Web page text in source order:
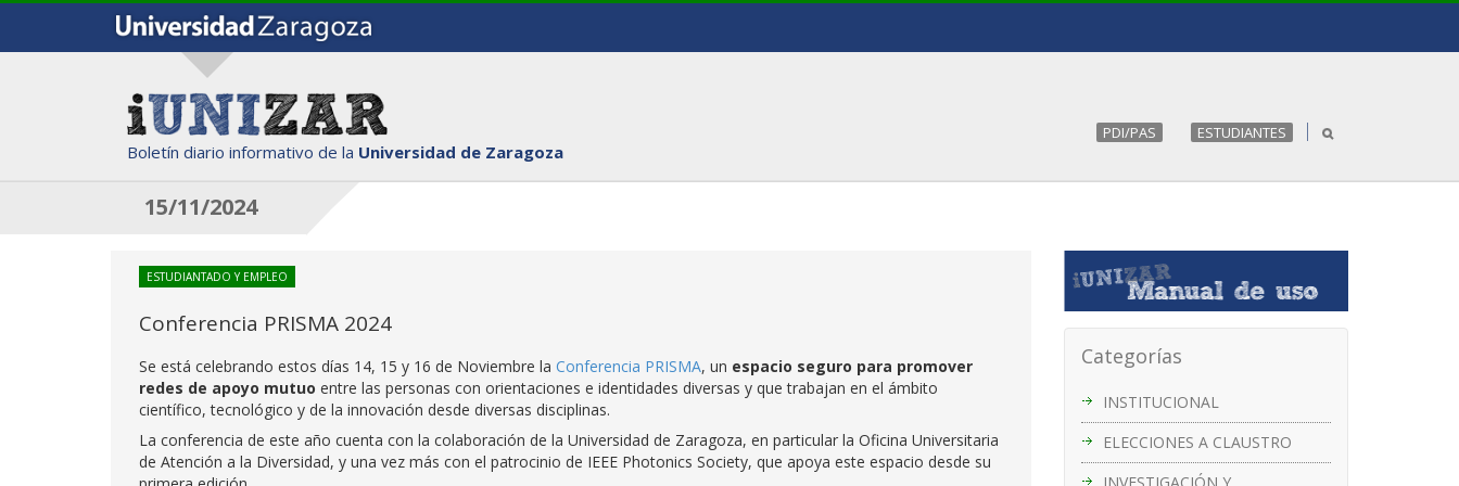
Boletín diario informativo de la Universidad de Zaragoza
PDI/PAS ESTUDIANTES
15/11/2024
Categorías
INSTITUCIONAL
ELECCIONES A CLAUSTRO
ESTUDIANTADO Y EMPLEO
Conferencia PRISMA 2024
Se está celebrando estos días 14, 15 y 16 de Noviembre la Conferencia PRISMA, un espacio seguro para promover
redes de apoyo mutuo entre las personas con orientaciones e identidades diversas y que trabajan en el ámbito
científico, tecnológico y de la innovación desde diversas disciplinas.
La conferencia de este año cuenta con la colaboración de la Universidad de Zaragoza, en particular la Oficina Universitaria
de Atención a la Diversidad, y una vez más con el patrocinio de IEEE Photonics Society, que apoya este espacio desde su